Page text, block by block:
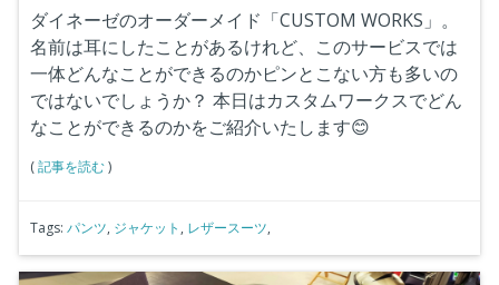
ダイネーゼのオーダーメイド「CUSTOM WORKS」。
名前は耳にしたことがあるけれど、このサービスでは
一体どんなことができるのかピンとこない方も多いの
ではないでしょうか？ 本日はカスタムワークスでどん
なことができるのかをご紹介いたします😊
(記事を読む)
Tags: パンツ, ジャケット , レザースーツ,